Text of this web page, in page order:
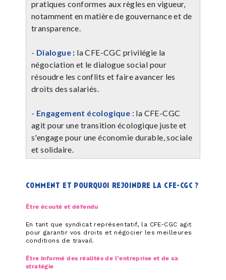
pratiques conformes aux règles en vigueur,
notamment en matière de gouvernance et de
transparence.
- Dialogue : la CFE-CGC privilégie la
négociation et le dialogue social pour
résoudre les conflits et faire avancer les
droits des salariés.
- Engagement écologique : la CFE-CGC
agit pour une transition écologique juste et
s'engage pour une économie durable, sociale
et solidaire.
comment et pourquoi rejoindre la cfe-cgc ?
Être écouté et défendu
En tant que syndicat représentatif, la CFE-CGC agit
pour garantir vos droits et négocier les meilleures
conditions de travail.
Être informé des réalités de l’entreprise et de sa
stratégie